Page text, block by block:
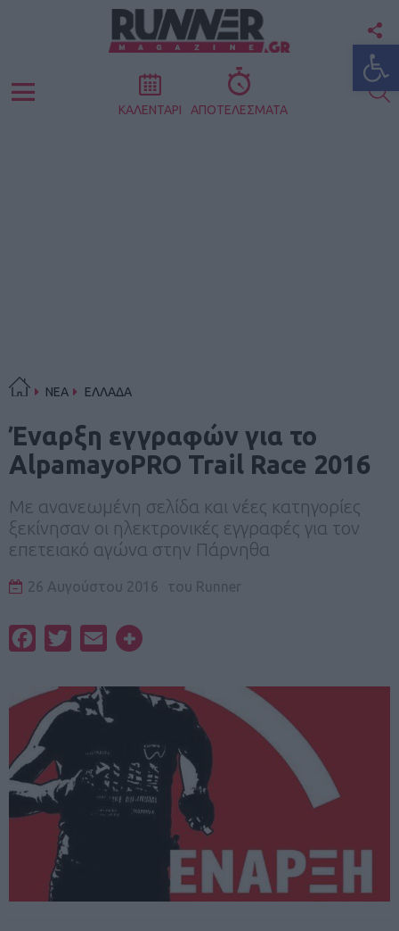
Menu ΚΑΛΕΝΤΑΡΙ ΑΠΟΤΕΛΕΣΜΑΤΑ
ΝΕΑ ΕΛΛΑΔΑ
Έναρξη εγγραφών για το
AlpamayoPRO Trail Race 2016
Με ανανεωμένη σελίδα και νέες κατηγορίες
ξεκίνησαν οι ηλεκτρονικές εγγραφές για τον
επετειακό αγώνα στην Πάρνηθα
26 Αυγούστου 2016 του Runner
FacebookTwitterEmail